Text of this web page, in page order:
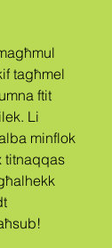
tagħmel
ftit
Li
minflok
titnaqqas